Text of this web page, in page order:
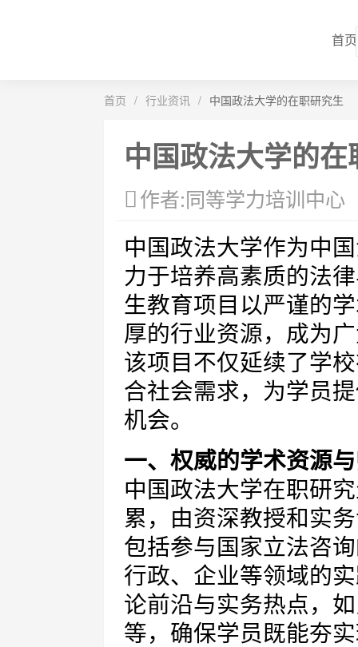
首页
首页 / 行业资讯 / 中国政法大学的在职研究生
中国政法大学的在
作者:同等学力培训中心
中国政法大学作为中
力于培养高素质的法
生教育项目以严谨的
厚的行业资源，成为
该项目不仅延续了学
合社会需求，为学员
机会。
一、权威的学术资源
中国政法大学在职研
累，由资深教授和实
包括参与国家立法咨
行政、企业等领域的
论前沿与实务热点，
等，确保学员既能夯